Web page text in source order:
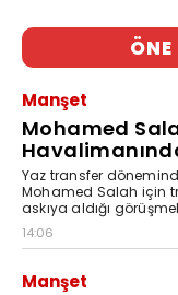
Manşet
Mohamed
Yaz transfer
Mohamed Salah için
askıya aldığı
14:06
Manşet